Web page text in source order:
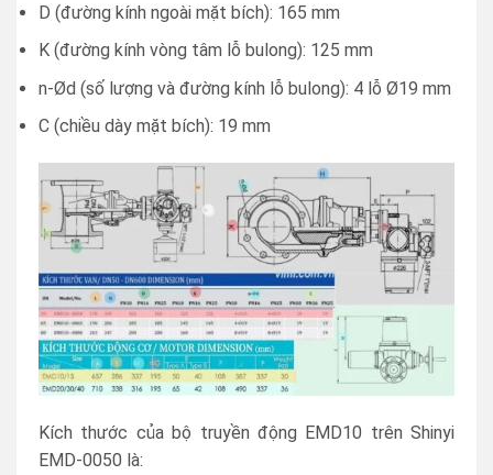
D (đường kính ngoài mặt bích): 165 mm
K (đường kính vòng tâm lỗ bulong): 125 mm
n-Ød (số lượng và đường kính lỗ bulong): 4 lỗ Ø19 mm
C (chiều dày mặt bích): 19 mm
Kích thước của bộ truyền động EMD10 trên Shinyi
EMD-0050 là: